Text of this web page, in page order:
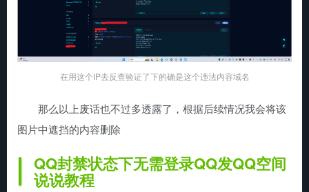
在用这个IP去反查验证了下的确是这个违法内容域名
那么以上废话也不过多透露了，根据后续情况我会将该
图片中遮挡的内容删除
QQ封禁状态下无需登录QQ发QQ空间
说说教程